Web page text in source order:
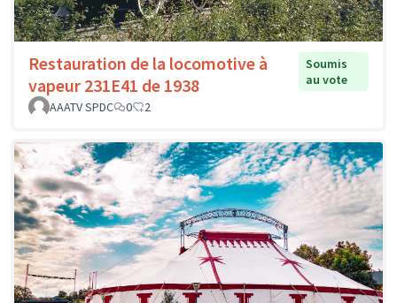
Restauration de la locomotive à
vapeur 231E41 de 1938
Soumis
au vote
AAATV SPDC
0 2